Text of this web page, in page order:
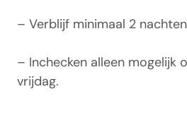
– Verblijf minimaal 2
– Inchecken alleen mogelijk
vrijdag.